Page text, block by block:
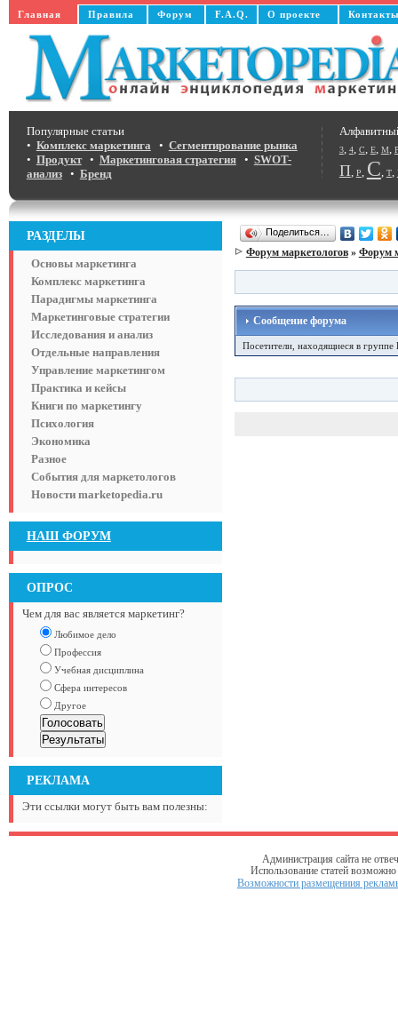
Главная Правила Форум F.A.Q. О проекте
3, 4, C, E, M,
П, Р, С, Т,
Популярные статьи
• Комплекс маркетинга • Сегментирование рынка
• Продукт• Маркетинговая стратегия• SWOT-
анализ• Бренд
РАЗДЕЛЫ
Основы маркетинга
Комплекс маркетинга
Парадигмы маркетинга
Маркетинговые стратегии
Исследования и анализ
Отдельные направления
Управление маркетингом
Практика и кейсы
Книги по маркетингу
Психология
Экономика
Разное
События для маркетологов
Новости marketopedia.ru
НАШ ФОРУМ
ОПРОС
Чем для вас является маркетинг?
Любимое дело
Профессия
Учебная дисциплина
Сфера интересов
Другое
РЕКЛАМА
Эти ссылки могут быть вам полезны:
Поделиться…
Форум маркетологов» Форум
Сообщение форума
Посетители, находящиеся в группе
Администрация сайта не
Использование статей
Возможности размещениия